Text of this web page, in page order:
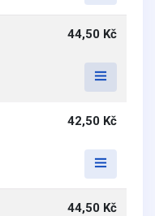
44,50 Kč
42,50 Kč
44,50 Kč